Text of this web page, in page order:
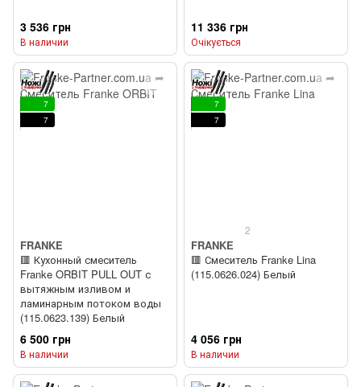
3 536 грн
В наличии
11 336 грн
Очікується
7
7
FRANKE
🟥 Кухонный смеситель
Franke ORBIT PULL OUT с
вытяжным изливом и
ламинарным потоком воды
(115.0623.139) Белый
6 500 грн
В наличии
7
7
2
FRANKE
🟥 Смеситель Franke Lina
(115.0626.024) Белый
4 056 грн
В наличии